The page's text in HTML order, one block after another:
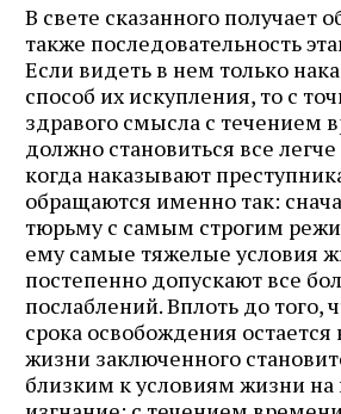
В свете сказанного получает
также последовательность
Если видеть в нем только
способ их искупления, то с
здравого смысла с течением
должно становиться все
когда наказывают
обращаются именно так:
тюрьму с самым строгим
ему самые тяжелые условия
постепенно допускают все
послаблений. Вплоть до того,
срока освобождения остается
жизни заключенного
близким к условиям жизни на